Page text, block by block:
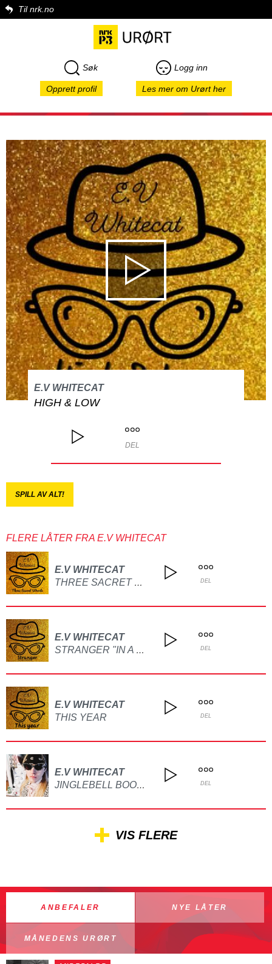
Til nrk.no
Søk Logg inn
Opprett profil Les mer om Urørt her
E.V WHITECAT
HIGH & LOW
DEL
SPILL AV ALT!
FLERE LÅTER FRA E.V WHITECAT
E.V WHITECAT
THREE SACRET WORDS DEL
E.V WHITECAT
STRANGER "IN A WORLD CALLED LIFE" DEL
E.V WHITECAT
THIS YEAR
DEL
E.V WHITECAT
JINGLEBELL BOOGIE DEL
VIS FLERE
ANBEFALER NYE LÅTER
MÅNEDENS URØRT